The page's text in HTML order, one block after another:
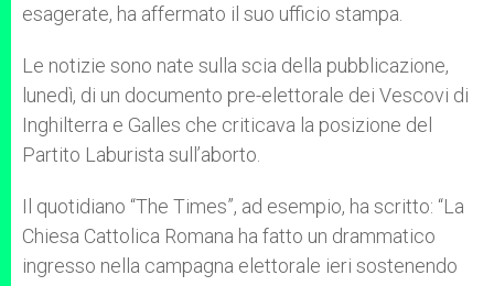
esagerate, ha affermato il suo ufficio stampa.
Le notizie sono nate sulla scia della pubblicazione,
lunedì, di un documento pre-elettorale dei Vescovi di
Inghilterra e Galles che criticava la posizione del
Partito Laburista sull’aborto.
Il quotidiano “The Times”, ad esempio, ha scritto: “La
Chiesa Cattolica Romana ha fatto un drammatico
ingresso nella campagna elettorale ieri sostenendo